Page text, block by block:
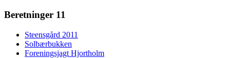
Beretninger 11
Steensgård 2011
Solbærbukken
Foreningsjagt Hjortholm